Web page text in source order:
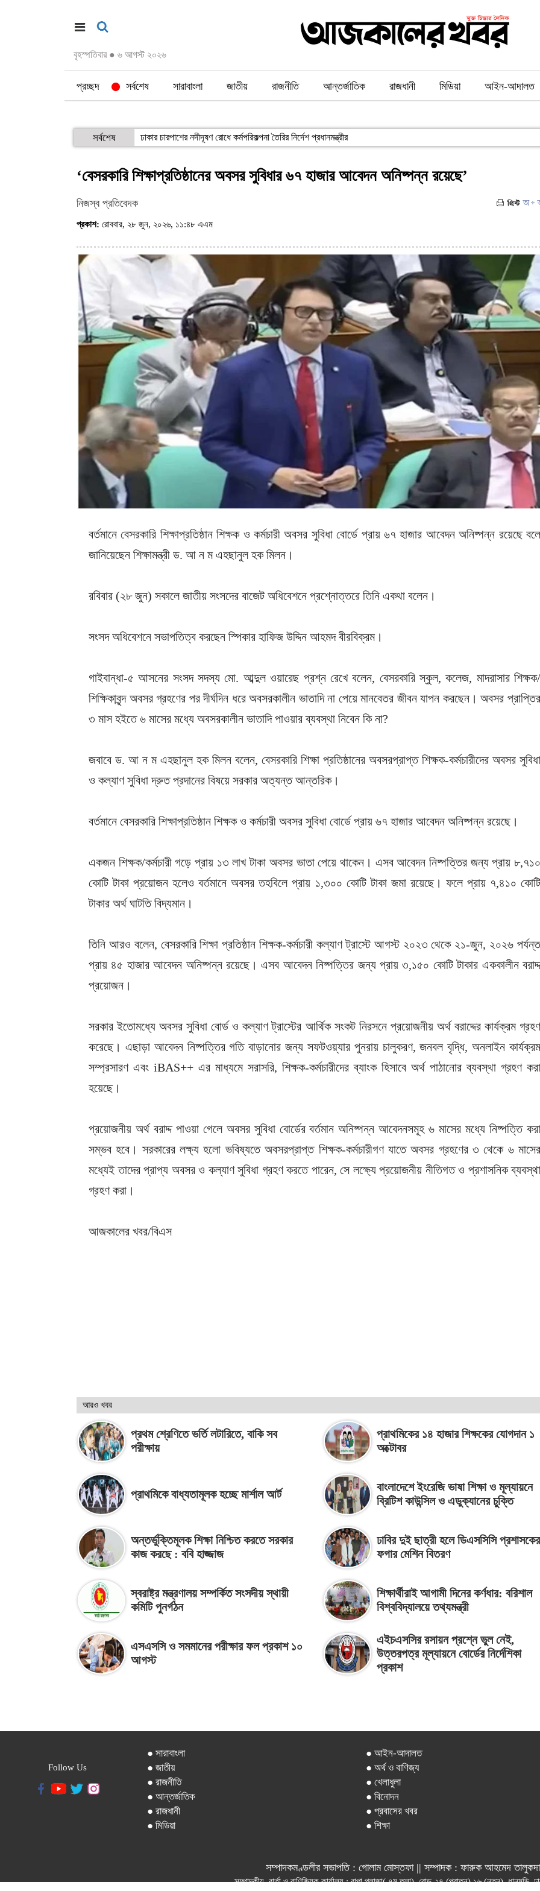
বৃহস্পতিবার ● ৬ আগস্ট ২০২৬
প্রচ্ছদ সর্বশেষ সারাবাংলা জাতীয় রাজনীতি আন্তর্জাতিক রাজধানী মিডিয়া আইন-আদালত
সর্বশেষ ঢাকার চারপাশের নদীদূষণ রোধে কর্মপরিকল্পনা তৈরির নির্দেশ প্রধানমন্ত্রীর
‘বেসরকারি শিক্ষাপ্রতিষ্ঠানের অবসর সুবিধার ৬৭ হাজার আবেদন অনিষ্পন্ন রয়েছে’
নিজস্ব প্রতিবেদক
প্রকাশ: রোববার, ২৮ জুন, ২০২৬, ১১:৪৮ এএম
বর্তমানে বেসরকারি শিক্ষাপ্রতিষ্ঠান শিক্ষক ও কর্মচারী অবসর সুবিধা বোর্ডে প্রায় ৬৭ হাজার আবেদন অনিষ্পন্ন রয়েছে বলে
জানিয়েছেন শিক্ষামন্ত্রী ড. আ ন ম এহছানুল হক মিলন।
রবিবার (২৮ জুন) সকালে জাতীয় সংসদের বাজেট অধিবেশনে প্রশ্নোত্তরে তিনি একথা বলেন।
সংসদ অধিবেশনে সভাপতিত্ব করছেন স্পিকার হাফিজ উদ্দিন আহমদ বীরবিক্রম।
গাইবান্ধা-৫ আসনের সংসদ সদস্য মো. আব্দুল ওয়ারেছ প্রশ্ন রেখে বলেন, বেসরকারি স্কুল, কলেজ, মাদরাসার শিক্ষক/
শিক্ষিকাবৃন্দ অবসর গ্রহণের পর দীর্ঘদিন ধরে অবসরকালীন ভাতাদি না পেয়ে মানবেতর জীবন যাপন করছেন। অবসর প্রাপ্তির
৩ মাস হইতে ৬ মাসের মধ্যে অবসরকালীন ভাতাদি পাওয়ার ব্যবস্থা নিবেন কি না?
জবাবে ড. আ ন ম এহছানুল হক মিলন বলেন, বেসরকারি শিক্ষা প্রতিষ্ঠানের অবসরপ্রাপ্ত শিক্ষক-কর্মচারীদের অবসর সুবিধা
ও কল্যাণ সুবিধা দ্রুত প্রদানের বিষয়ে সরকার অত্যন্ত আন্তরিক।
বর্তমানে বেসরকারি শিক্ষাপ্রতিষ্ঠান শিক্ষক ও কর্মচারী অবসর সুবিধা বোর্ডে প্রায় ৬৭ হাজার আবেদন অনিষ্পন্ন রয়েছে।
একজন শিক্ষক/কর্মচারী গড়ে প্রায় ১৩ লাখ টাকা অবসর ভাতা পেয়ে থাকেন। এসব আবেদন নিষ্পত্তির জন্য প্রায় ৮,৭১০
কোটি টাকা প্রয়োজন হলেও বর্তমানে অবসর তহবিলে প্রায় ১,৩০০ কোটি টাকা জমা রয়েছে। ফলে প্রায় ৭,৪১০ কোটি
টাকার অর্থ ঘাটতি বিদ্যমান।
তিনি আরও বলেন, বেসরকারি শিক্ষা প্রতিষ্ঠান শিক্ষক-কর্মচারী কল্যাণ ট্রাস্টে আগস্ট ২০২৩ থেকে ২১-জুন, ২০২৬ পর্যন্ত
প্রায় ৪৫ হাজার আবেদন অনিষ্পন্ন রয়েছে। এসব আবেদন নিষ্পত্তির জন্য প্রায় ৩,১৫০ কোটি টাকার এককালীন বরাদ্দ
প্রয়োজন।
সরকার ইতোমধ্যে অবসর সুবিধা বোর্ড ও কল্যাণ ট্রাস্টের আর্থিক সংকট নিরসনে প্রয়োজনীয় অর্থ বরাদ্দের কার্যক্রম গ্রহণ
করেছে। এছাড়া আবেদন নিষ্পত্তির গতি বাড়ানোর জন্য সফটওয়্যার পুনরায় চালুকরণ, জনবল বৃদ্ধি, অনলাইন কার্যক্রম
সম্প্রসারণ এবং iBAS++ এর মাধ্যমে সরাসরি, শিক্ষক-কর্মচারীদের ব্যাংক হিসাবে অর্থ পাঠানোর ব্যবস্থা গ্রহণ করা
হয়েছে।
প্রয়োজনীয় অর্থ বরাদ্দ পাওয়া গেলে অবসর সুবিধা বোর্ডের বর্তমান অনিষ্পন্ন আবেদনসমূহ ৬ মাসের মধ্যে নিষ্পত্তি করা
সম্ভব হবে। সরকারের লক্ষ্য হলো ভবিষ্যতে অবসরপ্রাপ্ত শিক্ষক-কর্মচারীগণ যাতে অবসর গ্রহণের ৩ থেকে ৬ মাসের
মধ্যেই তাদের প্রাপ্য অবসর ও কল্যাণ সুবিধা গ্রহণ করতে পারেন, সে লক্ষ্যে প্রয়োজনীয় নীতিগত ও প্রশাসনিক ব্যবস্থা
গ্রহণ করা।
আজকালের খবর/বিএস
আরও খবর
প্রথম শ্রেণিতে ভর্তি লটারিতে, বাকি সব
পরীক্ষায়
প্রাথমিকের ১৪ হাজার শিক্ষকের যোগদান ১
অক্টোবর
প্রাথমিকে বাধ্যতামূলক হচ্ছে মার্শাল আর্ট
বাংলাদেশে ইংরেজি ভাষা শিক্ষা ও মূল্যায়নে
ব্রিটিশ কাউন্সিল ও এডুক্যানের চুক্তি
অন্তর্ভুক্তিমূলক শিক্ষা নিশ্চিত করতে সরকার
কাজ করছে : ববি হাজ্জাজ
ঢাবির দুই ছাত্রী হলে ডিএসসিসি প্রশাসকের
ফগার মেশিন বিতরণ
স্বরাষ্ট্র মন্ত্রণালয় সম্পর্কিত সংসদীয় স্থায়ী
কমিটি পুনর্গঠন
শিক্ষার্থীরাই আগামী দিনের কর্ণধার: বরিশাল
বিশ্ববিদ্যালয়ে তথ্যমন্ত্রী
এসএসসি ও সমমানের পরীক্ষার ফল প্রকাশ ১০
আগস্ট
এইচএসসির রসায়ন প্রশ্নে ভুল নেই,
উত্তরপত্র মূল্যায়নে বোর্ডের নির্দেশিকা
প্রকাশ
Follow Us
● সারাবাংলা
● জাতীয়
● রাজনীতি
● আন্তর্জাতিক
● রাজধানী
● মিডিয়া
● আইন-আদালত
● অর্থ ও বাণিজ্য
● খেলাধুলা
● বিনোদন
● প্রবাসের খবর
● শিক্ষা
সম্পাদকমণ্ডলীর সভাপতি : গোলাম মোস্তফা || সম্পাদক : ফারুক আহমেদ
সম্পাদকীয়, বার্তা ও বাণিজ্যিক কার্যালয় : রাপা প্লাজা( ৭ম তলা), রোড-২৭ (পুরাতন) ১৬ (নতুন), ধানমন্ডি,